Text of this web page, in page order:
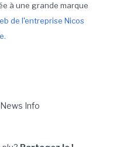
à une grande marque
de l'entreprise Nicos
.
Info